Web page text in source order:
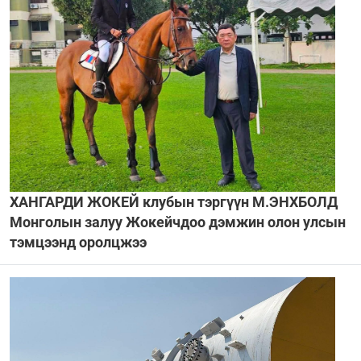
ХАНГАРДИ ЖОКЕЙ клубын тэргүүн М.ЭНХБОЛД
Монголын залуу Жокейчдоо дэмжин олон улсын
тэмцээнд оролцжээ